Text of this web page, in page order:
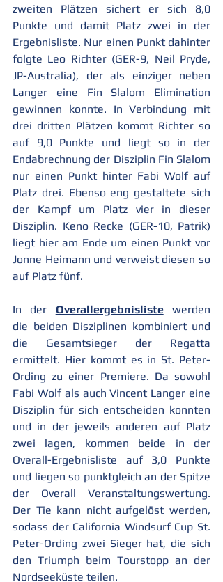
zweiten Plätzen sichert er sich 8,0
Punkte und damit Platz zwei in der
Ergebnisliste. Nur einen Punkt dahinter
folgte Leo Richter (GER-9, Neil Pryde,
JP-Australia), der als einziger neben
Langer eine Fin Slalom Elimination
gewinnen konnte. In Verbindung mit
drei dritten Plätzen kommt Richter so
auf 9,0 Punkte und liegt so in der
Endabrechnung der Disziplin Fin Slalom
nur einen Punkt hinter Fabi Wolf auf
Platz drei. Ebenso eng gestaltete sich
der Kampf um Platz vier in dieser
Disziplin. Keno Recke (GER-10, Patrik)
liegt hier am Ende um einen Punkt vor
Jonne Heimann und verweist diesen so
auf Platz fünf.
In der Overallergebnisliste werden
die beiden Disziplinen kombiniert und
die Gesamtsieger der Regatta
ermittelt. Hier kommt es in St. Peter-
Ording zu einer Premiere. Da sowohl
Fabi Wolf als auch Vincent Langer eine
Disziplin für sich entscheiden konnten
und in der jeweils anderen auf Platz
zwei lagen, kommen beide in der
Overall-Ergebnisliste auf 3,0 Punkte
und liegen so punktgleich an der Spitze
der Overall Veranstaltungswertung.
Der Tie kann nicht aufgelöst werden,
sodass der California Windsurf Cup St.
Peter-Ording zwei Sieger hat, die sich
den Triumph beim Tourstopp an der
Nordseeküste teilen.